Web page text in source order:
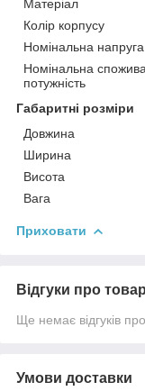
Матеріал
Колір корпусу
Номінальна напруга
Номінальна
потужність
Габаритні розміри
Довжина
Ширина
Висота
Вага
Приховати
Відгуки про товар
Ще немає відгуків
Умови доставки